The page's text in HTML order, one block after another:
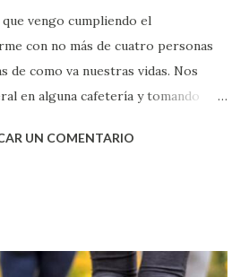
que vengo cumpliendo el
con no más de cuatro personas
de como va nuestras vidas. Nos
en alguna cafetería y tomando
familiares,
Durante la semana sabemos que
UN COMENTARIO